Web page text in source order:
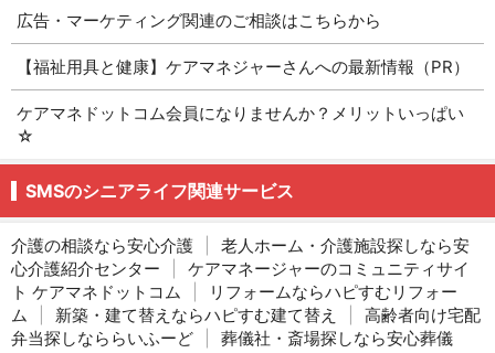
広告・マーケティング関連のご相談はこちらから
【福祉用具と健康】ケアマネジャーさんへの最新情報（PR）
ケアマネドットコム会員になりませんか？メリットいっぱい
☆
SMSのシニアライフ関連サービス
介護の相談なら安心介護
老人ホーム・介護施設探しなら安
心介護紹介センター
ケアマネージャーのコミュニティサイ
ト ケアマネドットコム
リフォームならハピすむリフォー
ム
新築・建て替えならハピすむ建て替え
高齢者向け宅配
弁当探しなららいふーど
葬儀社・斎場探しなら安心葬儀